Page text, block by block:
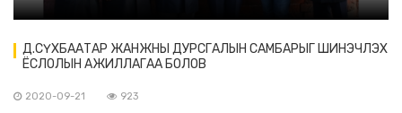
Д.СҮХБААТАР ЖАНЖНЫ ДУРСГАЛЫН САМБАРЫГ ШИНЭЧЛЭХ
ЁСЛОЛЫН АЖИЛЛАГАА БОЛОВ
2020-09-21 923